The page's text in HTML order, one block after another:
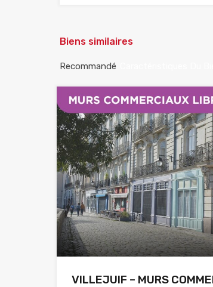
Biens similaires
Recommandé
VILLEJUIF – MURS